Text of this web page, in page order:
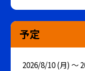
予定
2026/8/10 (月) ～